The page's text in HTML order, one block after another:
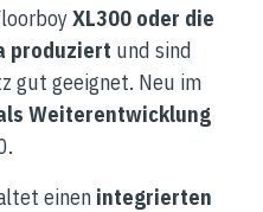
XL300 oder die
produziert und sind
gut geeignet. Neu im
Weiterentwicklung
einen integrierten